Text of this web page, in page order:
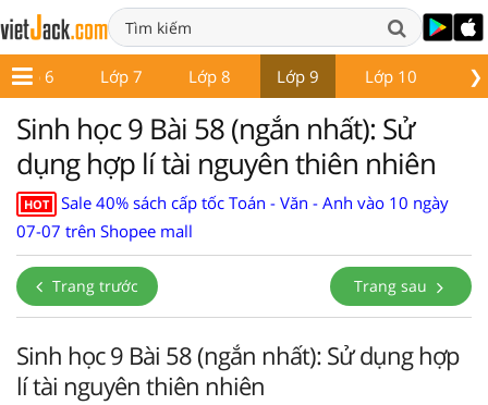
❯
Lớp 6 Lớp 7 Lớp 8 Lớp 9 Lớp 10
Sinh học 9 Bài 58 (ngắn nhất): Sử
dụng hợp lí tài nguyên thiên nhiên
HOT
Sale 40% sách cấp tốc Toán - Văn - Anh vào 10 ngày
07-07 trên Shopee mall
Trang trước Trang sau
Sinh học 9 Bài 58 (ngắn nhất): Sử dụng hợp
lí tài nguyên thiên nhiên